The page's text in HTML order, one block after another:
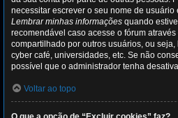
necessitar escrever o seu nome de
Lembrar minhas informações quando
recomendável caso acesse o fórum
compartilhado por outros usuários, ou
cyber café, universidades, etc. Se não
possível que o administrador tenha
Voltar ao topo